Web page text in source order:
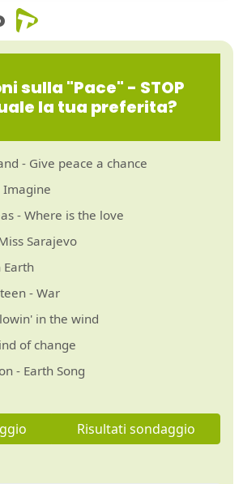
sulla "Pace" - STOP
la tua preferita?
- Give peace a chance
Imagine
- Where is the love
Sarajevo
Earth
- War
in the wind
of change
- Earth Song
Risultati sondaggio